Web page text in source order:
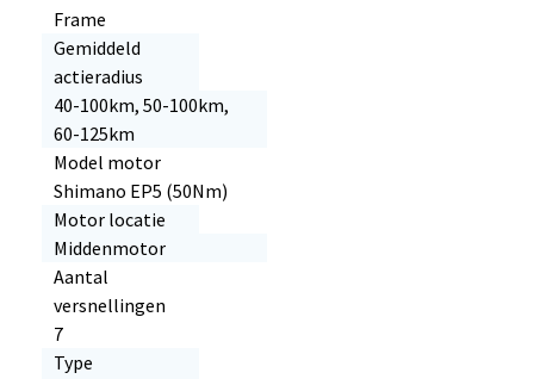
Frame
Gemiddeld
actieradius
40-100km, 50-100km,
60-125km
Model motor
Shimano EP5 (50Nm)
Motor locatie
Middenmotor
Aantal
versnellingen
7
Type